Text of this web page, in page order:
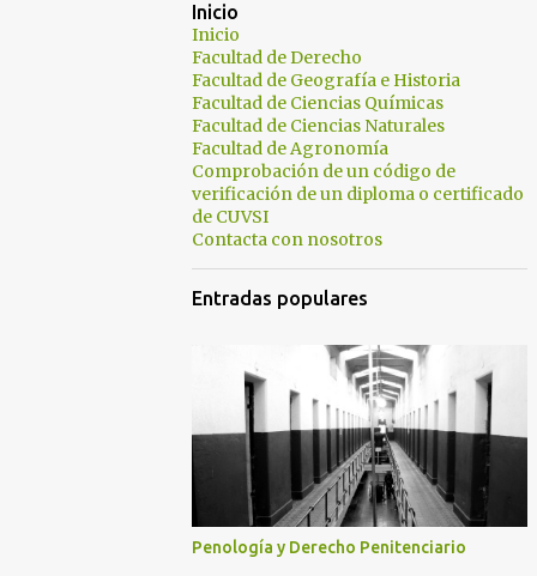
Inicio
Inicio
Facultad de Derecho
Facultad de Geografía e Historia
Facultad de Ciencias Químicas
Facultad de Ciencias Naturales
Facultad de Agronomía
Comprobación de un código de
verificación de un diploma o certificado
de CUVSI
Contacta con nosotros
Entradas populares
Penología y Derecho Penitenciario